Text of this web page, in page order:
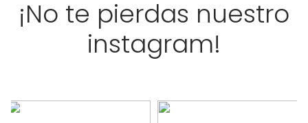
¡No te pierdas nuestro
instagram!